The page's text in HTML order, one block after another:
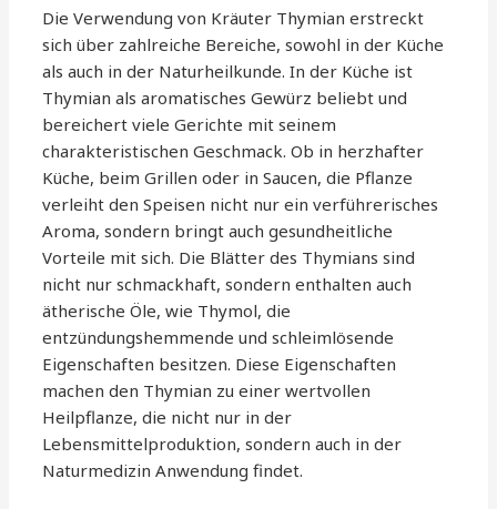
Die Verwendung von Kräuter Thymian erstreckt
sich über zahlreiche Bereiche, sowohl in der Küche
als auch in der Naturheilkunde. In der Küche ist
Thymian als aromatisches Gewürz beliebt und
bereichert viele Gerichte mit seinem
charakteristischen Geschmack. Ob in herzhafter
Küche, beim Grillen oder in Saucen, die Pflanze
verleiht den Speisen nicht nur ein verführerisches
Aroma, sondern bringt auch gesundheitliche
Vorteile mit sich. Die Blätter des Thymians sind
nicht nur schmackhaft, sondern enthalten auch
ätherische Öle, wie Thymol, die
entzündungshemmende und schleimlösende
Eigenschaften besitzen. Diese Eigenschaften
machen den Thymian zu einer wertvollen
Heilpflanze, die nicht nur in der
Lebensmittelproduktion, sondern auch in der
Naturmedizin Anwendung findet.